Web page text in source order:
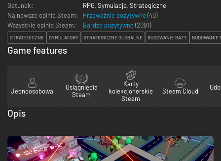
Gatunek:
RPG, Symulacje, Strategiczne
Najnowsze opinie Steam:
Przeważnie pozytywne (40)
Wszystkie opinie Steam:
Bardzo pozytywne (2091)
STRATEGICZNE SYMULATORY STRATEGICZNE GLOBALNE BUDOWANIE BAZY BUDOWANIE
Game features
Jednoosobowa
Osiągnięcia
Steam
Karty
kolekcjonerskie
Steam
Steam Cloud
Opis